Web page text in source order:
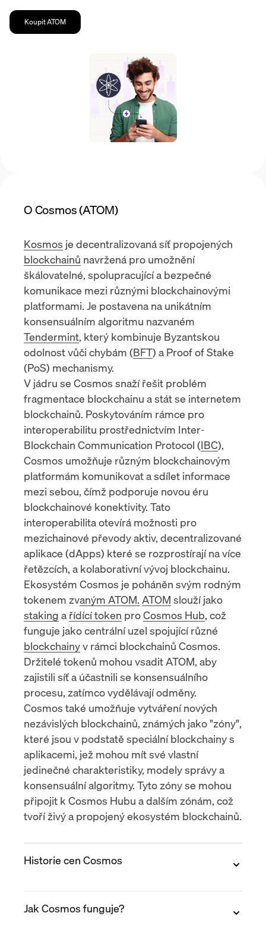
Koupit ATOM
O Cosmos (ATOM)
Kosmos je decentralizovaná síť propojených
blockchainů navržená pro umožnění
škálovatelné, spolupracující a bezpečné
komunikace mezi různými blockchainovými
platformami. Je postavena na unikátním
konsensuálním algoritmu nazvaném
Tendermint, který kombinuje Byzantskou
odolnost vůči chybám (BFT) a Proof of Stake
(PoS) mechanismy.
V jádru se Cosmos snaží řešit problém
fragmentace blockchainu a stát se internetem
blockchainů. Poskytováním rámce pro
interoperabilitu prostřednictvím Inter-
Blockchain Communication Protocol (IBC),
Cosmos umožňuje různým blockchainovým
platformám komunikovat a sdílet informace
mezi sebou, čímž podporuje novou éru
blockchainové konektivity. Tato
interoperabilita otevírá možnosti pro
mezichainové převody aktiv, decentralizované
aplikace (dApps) které se rozprostírají na více
řetězcích, a kolaborativní vývoj blockchainu.
Ekosystém Cosmos je poháněn svým rodným
tokenem zvaným ATOM. ATOM slouží jako
staking a řídící token proCosmos Hub, což
funguje jako centrální uzel spojující různé
blockchainyv rámci blockchainů Cosmos.
Držitelé tokenů mohou vsadit ATOM, aby
zajistili síť a účastnili se konsensuálního
procesu, zatímco vydělávají odměny.
Cosmos také umožňuje vytváření nových
nezávislých blockchainů, známých jako "zóny",
které jsou v podstatě speciální blockchainy s
aplikacemi, jež mohou mít své vlastní
jedinečné charakteristiky, modely správy a
konsensuální algoritmy. Tyto zóny se mohou
připojit k Cosmos Hubu a dalším zónám, což
tvoří živý a propojený ekosystém blockchainů.
Historie cen Cosmos
2017
Cosmos (ATOM) byl spuštěn v březnu 2017.
Jak Cosmos funguje?